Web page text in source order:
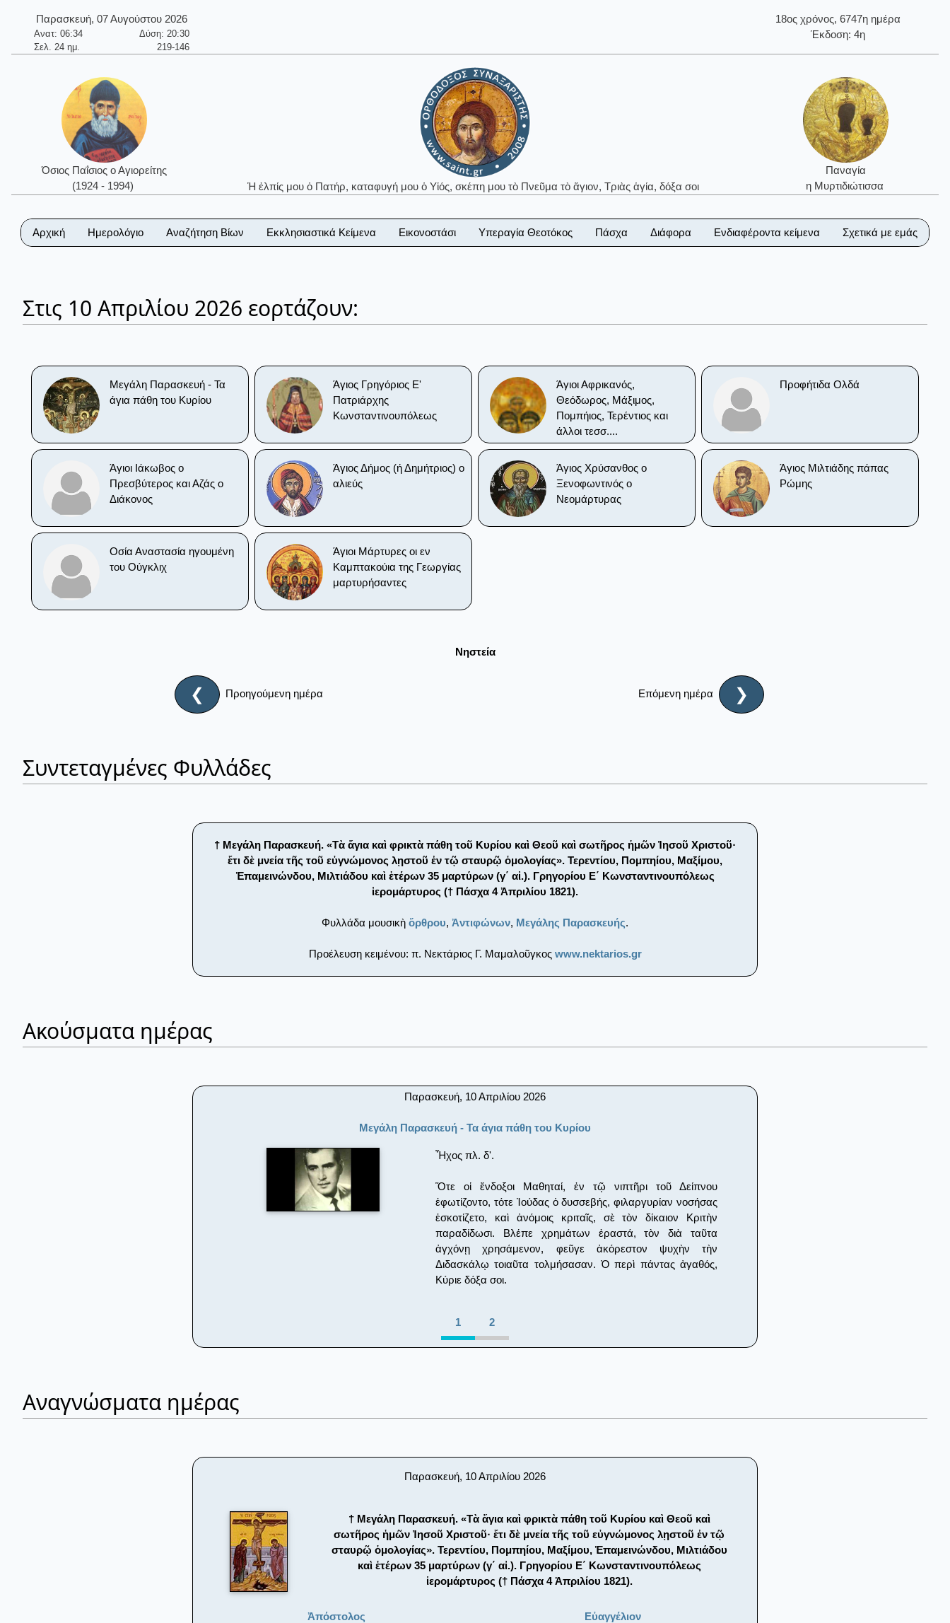
Παρασκευή, 07 Αυγούστου 2026
Ανατ: 06:34
Δύση: 20:30
Σελ. 24 ημ.
219-146
18ος χρόνος, 6747η ημέρα
Έκδοση: 4η
Όσιος Παΐσιος ο Αγιορείτης
(1924 - 1994)
Ἡ ἐλπίς μου ὁ Πατήρ, καταφυγή μου ὁ Υἱός, σκέπη μου τὸ Πνεῦμα τὸ ἅγιον, Τριὰς ἁγία, δόξα σοι
Παναγία
η Μυρτιδιώτισσα
Αρχική Ημερολόγιο Αναζήτηση Βίων Εκκλησιαστικά Κείμενα Εικονοστάσι Υπεραγία Θεοτόκος Πάσχα Διάφορα Ενδιαφέροντα κείμενα Σχετικά με εμάς
Στις 10 Απριλίου 2026 εορτάζουν:
Μεγάλη Παρασκευή - Τα
άγια πάθη του Κυρίου
Άγιος Γρηγόριος Ε'
Πατριάρχης
Κωνσταντινουπόλεως
Άγιοι Αφρικανός,
Θεόδωρος, Μάξιμος,
Πομπήιος, Τερέντιος και
άλλοι τεσσ....
Προφήτιδα Ολδά
Άγιοι Ιάκωβος ο
Πρεσβύτερος και Αζάς ο
Διάκονος
Άγιος Δήμος (ή Δημήτριος) ο
αλιεύς
Άγιος Χρύσανθος ο
Ξενοφωντινός ο
Νεομάρτυρας
Άγιος Μιλτιάδης πάπας
Ρώμης
Οσία Αναστασία ηγουμένη
του Ούγκλιχ
Άγιοι Μάρτυρες οι εν
Καμπτακούια της Γεωργίας
μαρτυρήσαντες
Νηστεία
❮ Προηγούμενη ημέρα Επόμενη ημέρα ❯
Συντεταγμένες Φυλλάδες
† Μεγάλη Παρασκευή. «Τὰ ἅγια καὶ φρικτὰ πάθη τοῦ Κυρίου καὶ Θεοῦ καὶ σωτῆρος ἡμῶν Ἰησοῦ Χριστοῦ·
ἔτι δὲ μνεία τῆς τοῦ εὐγνώμονος λῃστοῦ ἐν τῷ σταυρῷ ὁμολογίας». Τερεντίου, Πομπηίου, Μαξίμου,
Ἐπαμεινώνδου, Μιλτιάδου καὶ ἑτέρων 35 μαρτύρων (γ΄ αἰ.). Γρηγορίου Ε΄ Κωνσταντινουπόλεως
ἱερομάρτυρος († Πάσχα 4 Ἀπριλίου 1821).
Φυλλάδα μουσικὴ ὄρθρου, Ἀντιφώνων, Μεγάλης Παρασκευής.
Προέλευση κειμένου: π. Νεκτάριος Γ. Μαμαλοῦγκος www.nektarios.gr
Ακούσματα ημέρας
Παρασκευή, 10 Απριλίου 2026
Μεγάλη Παρασκευή - Τα άγια πάθη του Κυρίου
Ἦχος πλ. δ'.
Ὅτε οἱ ἔνδοξοι Μαθηταί, ἐν τῷ νιπτῆρι τοῦ Δείπνου
ἐφωτίζοντο, τότε Ἰούδας ὁ δυσσεβής, φιλαργυρίαν νοσήσας
ἐσκοτίζετο, καὶ ἀνόμοις κριταῖς, σὲ τὸν δίκαιον Κριτὴν
παραδίδωσι. Βλέπε χρημάτων ἐραστά, τὸν διὰ ταῦτα
ἀγχόνῃ χρησάμενον, φεῦγε ἀκόρεστον ψυχὴν τὴν
Διδασκάλῳ τοιαῦτα τολμήσασαν. Ὁ περὶ πάντας ἀγαθός,
Κύριε δόξα σοι.
1 2
Αναγνώσματα ημέρας
Παρασκευή, 10 Απριλίου 2026
† Μεγάλη Παρασκευή. «Τὰ ἅγια καὶ φρικτὰ πάθη τοῦ Κυρίου καὶ Θεοῦ καὶ
σωτῆρος ἡμῶν Ἰησοῦ Χριστοῦ· ἔτι δὲ μνεία τῆς τοῦ εὐγνώμονος λῃστοῦ ἐν τῷ
σταυρῷ ὁμολογίας». Τερεντίου, Πομπηίου, Μαξίμου, Ἐπαμεινώνδου, Μιλτιάδου
καὶ ἑτέρων 35 μαρτύρων (γ΄ αἰ.). Γρηγορίου Ε΄ Κωνσταντινουπόλεως
ἱερομάρτυρος († Πάσχα 4 Ἀπριλίου 1821).
Ἀπόστολος Εὐαγγέλιον